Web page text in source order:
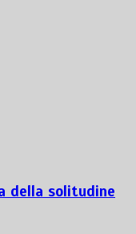
della solitudine